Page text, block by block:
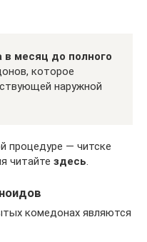
в месяц до полного
которое
наружной
процедуре — читске
читайте здесь.
комедонах являются